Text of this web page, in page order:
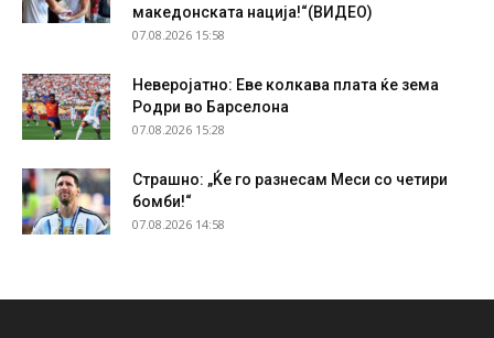
македонската нација!“(ВИДЕО)
07.08.2026 15:58
Неверојатно: Еве колкава плата ќе зема
Родри во Барселона
07.08.2026 15:28
Страшно: „Ќе го разнесам Меси со четири
бомби!“
07.08.2026 14:58